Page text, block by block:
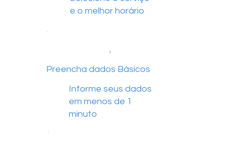
e o melhor horário
2
Preencha dados Básicos
Informe seus dados
em menos de 1
minuto